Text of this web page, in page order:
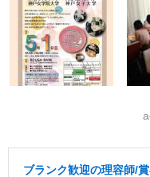
ブランク歓迎の理容師/